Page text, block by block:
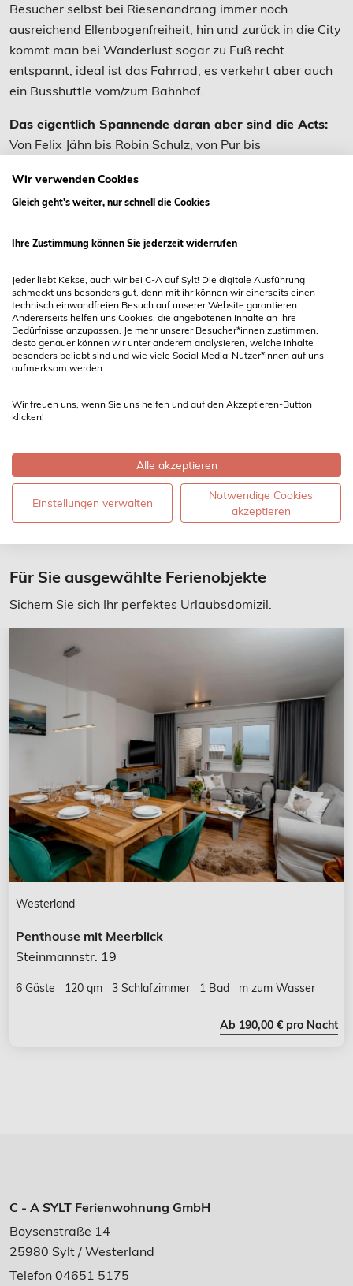
Besucher selbst bei Riesenandrang immer noch
ausreichend Ellenbogenfreiheit, hin und zurück in die City
kommt man bei Wanderlust sogar zu Fuß recht
entspannt, ideal ist das Fahrrad, es verkehrt aber auch
ein Busshuttle vom/zum Bahnhof.
Das eigentlich Spannende daran aber sind die Acts:
Von Felix Jähn bis Robin Schulz, von Pur bis
dabei, aktuell und cool oder krass und kultig zum
Mitgröhlen.
Ok, manchmal hat man auch einfach Bock auf klassiches
Oldschool-Urlaubszeugs. So Sachen wie Wattwandern,
Radtouren, Schwimmbad oder das Auschecken von
Museen.
und interessierst dich fürNaturschutz und die sensiblen
Seiten des
Oder willst du endlichsurfen lernen?
Hierfindest du, hervorragend sortiert von derSylt
Marketinggesellschaft (SMG)
, alle entsprechenden Infos
komprimiert.
Für Sie ausgewählte Ferienobjekte
Sichern Sie sich Ihr perfektes Urlaubsdomizil.
Westerland
Penthouse mit Meerblick
Steinmannstr. 19
6 Gäste 120 qm 3 Schlafzimmer 1 Bad m zum Wasser
Ab 190,00 € pro Nacht
C - A SYLT Ferienwohnung GmbH
Boysenstraße 14
25980 Sylt / Westerland
Telefon 04651 5175
Wir verwenden Cookies
Gleich geht's weiter, nur schnell die Cookies
Ihre Zustimmung können Sie jederzeit widerrufen
Jeder liebt Kekse, auch wir bei C-A auf Sylt! Die digitale Ausführung
schmeckt uns besonders gut, denn mit ihr können wir einerseits einen
technisch einwandfreien Besuch auf unserer Website garantieren.
Andererseits helfen uns Cookies, die angebotenen Inhalte an Ihre
Bedürfnisse anzupassen. Je mehr unserer Besucher*innen zustimmen,
desto genauer können wir unter anderem analysieren, welche Inhalte
besonders beliebt sind und wie viele Social Media-Nutzer*innen auf uns
aufmerksam werden.
Wir freuen uns, wenn Sie uns helfen und auf den Akzeptieren-Button
klicken!
Alle akzeptieren
Einstellungen verwalten
Notwendige Cookies
akzeptieren